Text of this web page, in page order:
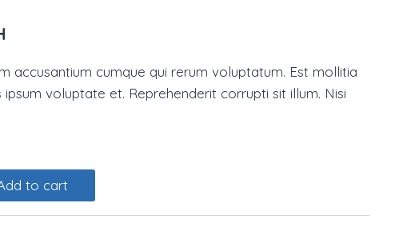
is:
accusantium cumque qui rerum voluptatum. Est mollitia
voluptate et. Reprehenderit corrupti sit illum. Nisi
to cart